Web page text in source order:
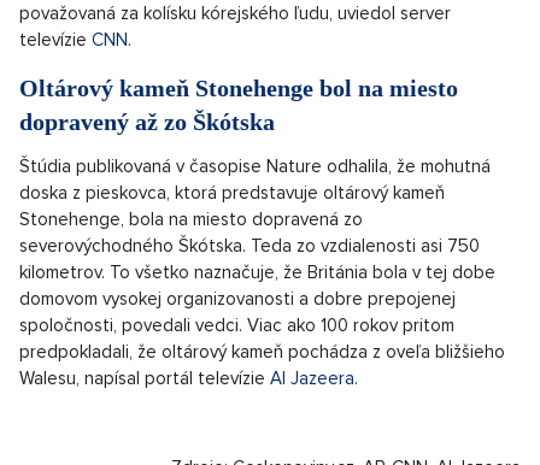
považovaná za kolísku kórejského ľudu, uviedol server
televízie CNN.
Oltárový kameň Stonehenge bol na miesto
dopravený až zo Škótska
Štúdia publikovaná v časopise Nature odhalila, že mohutná
doska z pieskovca, ktorá predstavuje oltárový kameň
Stonehenge, bola na miesto dopravená zo
severovýchodného Škótska. Teda zo vzdialenosti asi 750
kilometrov. To všetko naznačuje, že Británia bola v tej dobe
domovom vysokej organizovanosti a dobre prepojenej
spoločnosti, povedali vedci. Viac ako 100 rokov pritom
predpokladali, že oltárový kameň pochádza z oveľa bližšieho
Walesu, napísal portál televízie Al Jazeera.